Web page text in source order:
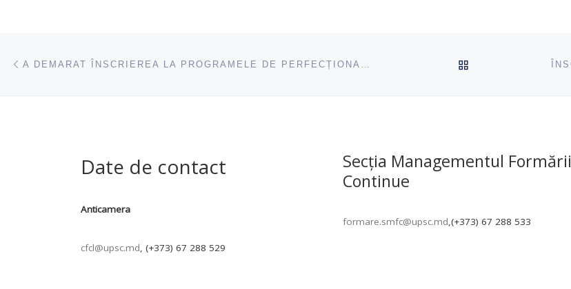
Navigare articole
Date de contact
Anticamera
cfcl@upsc.md, (+373) 67 288 529
Secția Managementul Formării
Continue
formare.smfc@upsc.md,(+373) 67 288 533